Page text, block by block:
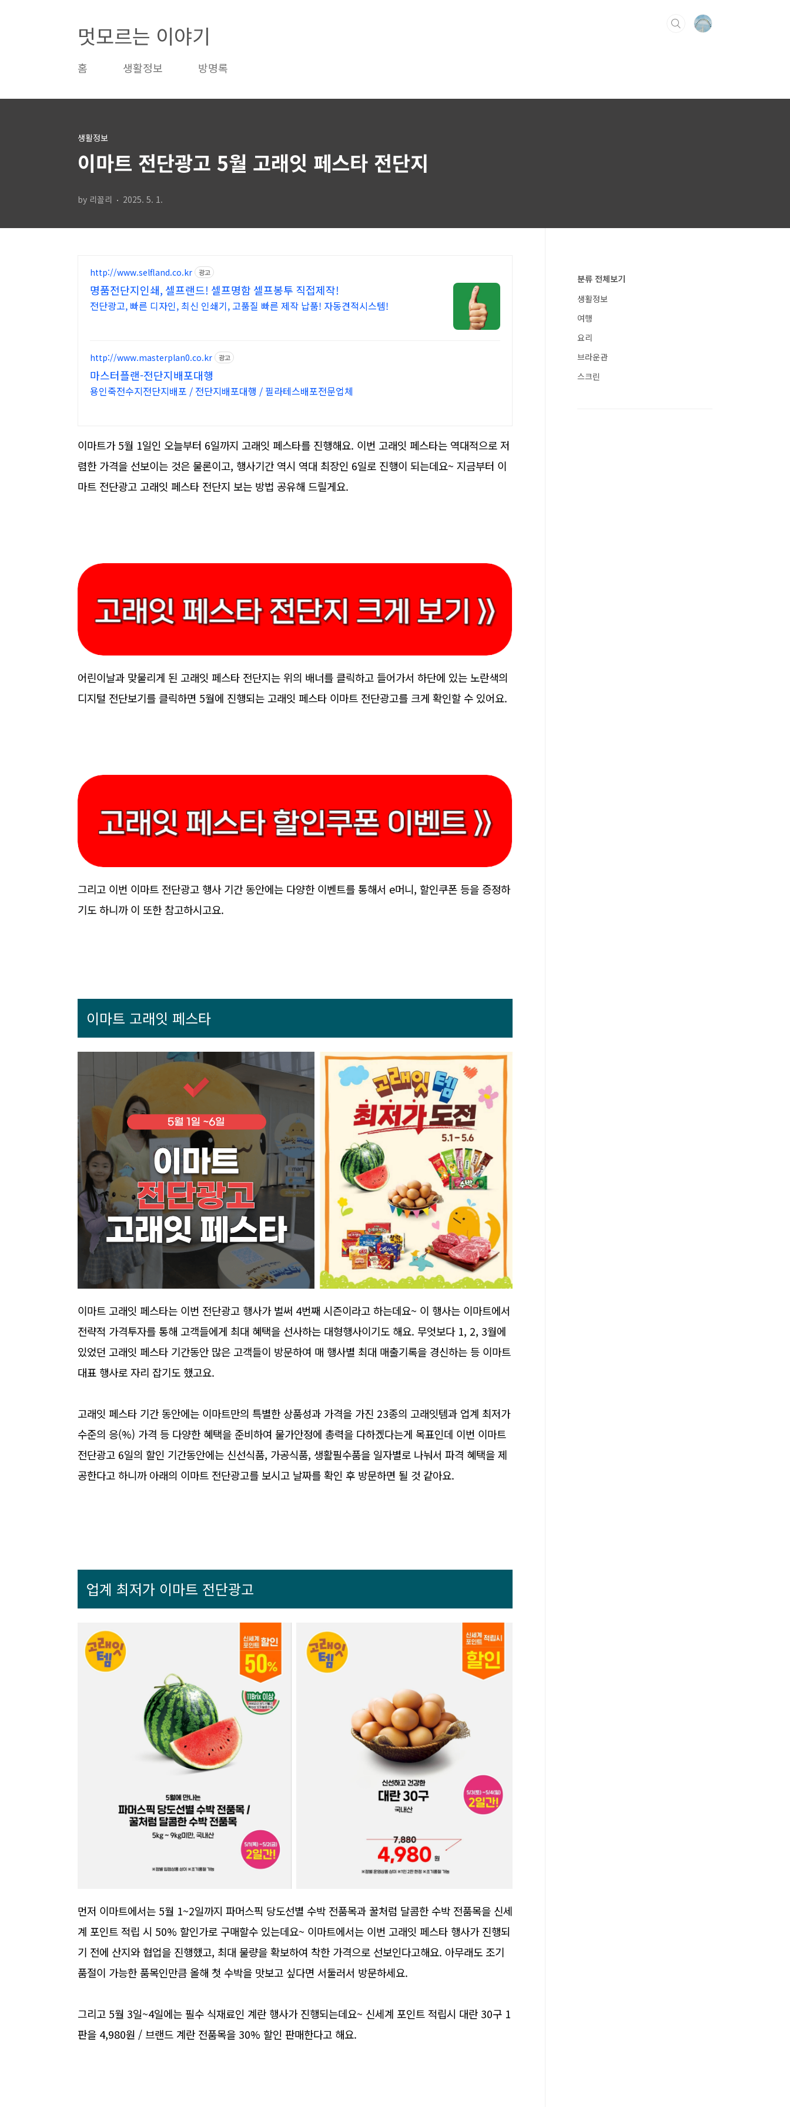
멋모르는 이야기
홈 생활정보 방명록
생활정보
이마트 전단광고 5월 고래잇 페스타 전단지
by 리꼴리 2025. 5. 1.
http://www.selfland.co.kr 광고
명품전단지인쇄, 셀프랜드! 셀프명함 셀프봉투 직접제작!
전단광고, 빠른 디자인, 최신 인쇄기, 고품질 빠른 제작 납품! 자동견적시스템!
http://www.masterplan0.co.kr 광고
마스터플랜-전단지배포대행
용인죽전수지전단지배포 / 전단지배포대행 / 필라테스배포전문업체
이마트가 5월 1일인 오늘부터 6일까지 고래잇 페스타를 진행해요. 이번 고래잇 페스타는 역대적으로 저
렴한 가격을 선보이는 것은 물론이고, 행사기간 역시 역대 최장인 6일로 진행이 되는데요~ 지금부터 이
마트 전단광고 고래잇 페스타 전단지 보는 방법 공유해 드릴게요.
어린이날과 맞물리게 된 고래잇 페스타 전단지는 위의 배너를 클릭하고 들어가서 하단에 있는 노란색의
디지털 전단보기를 클릭하면 5월에 진행되는 고래잇 페스타 이마트 전단광고를 크게 확인할 수 있어요.
그리고 이번 이마트 전단광고 행사 기간 동안에는 다양한 이벤트를 통해서 e머니, 할인쿠폰 등을 증정하
기도 하니까 이 또한 참고하시고요.
이마트 고래잇 페스타
이마트 고래잇 페스타는 이번 전단광고 행사가 벌써 4번째 시즌이라고 하는데요~ 이 행사는 이마트에서
전략적 가격투자를 통해 고객들에게 최대 혜택을 선사하는 대형행사이기도 해요. 무엇보다 1, 2, 3월에
있었던 고래잇 페스타 기간동안 많은 고객들이 방문하여 매 행사별 최대 매출기록을 경신하는 등 이마트
대표 행사로 자리 잡기도 했고요.
고래잇 페스타 기간 동안에는 이마트만의 특별한 상품성과 가격을 가진 23종의 고래잇템과 업계 최저가
수준의 응(%) 가격 등 다양한 혜택을 준비하여 물가안정에 총력을 다하겠다는게 목표인데 이번 이마트
전단광고 6일의 할인 기간동안에는 신선식품, 가공식품, 생활필수품을 일자별로 나눠서 파격 혜택을 제
공한다고 하니까 아래의 이마트 전단광고를 보시고 날짜를 확인 후 방문하면 될 것 같아요.
업계 최저가 이마트 전단광고
먼저 이마트에서는 5월 1~2일까지 파머스픽 당도선별 수박 전품목과 꿀처럼 달콤한 수박 전품목을 신세
계 포인트 적립 시 50% 할인가로 구매할수 있는데요~ 이마트에서는 이번 고래잇 페스타 행사가 진행되
기 전에 산지와 협업을 진행했고, 최대 물량을 확보하여 착한 가격으로 선보인다고해요. 아무래도 조기
품절이 가능한 품목인만큼 올해 첫 수박을 맛보고 싶다면 서둘러서 방문하세요.
그리고 5월 3일~4일에는 필수 식재료인 계란 행사가 진행되는데요~ 신세계 포인트 적립시 대란 30구 1
판을 4,980원 / 브랜드 계란 전품목을 30% 할인 판매한다고 해요.
분류 전체보기
생활정보
여행
요리
브라운관
스크린